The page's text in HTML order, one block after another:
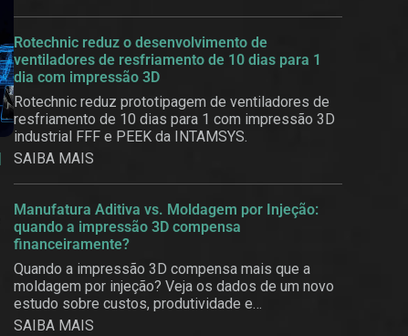
Rotechnic reduz o desenvolvimento de
ventiladores de resfriamento de 10 dias para 1
dia com impressão 3D
Rotechnic reduz prototipagem de ventiladores de
resfriamento de 10 dias para 1 com impressão 3D
industrial FFF e PEEK da INTAMSYS.
SAIBA MAIS
Manufatura Aditiva vs. Moldagem por Injeção:
quando a impressão 3D compensa
financeiramente?
Quando a impressão 3D compensa mais que a
moldagem por injeção? Veja os dados de um novo
estudo sobre custos, produtividade e
customização em massa.
SAIBA MAIS